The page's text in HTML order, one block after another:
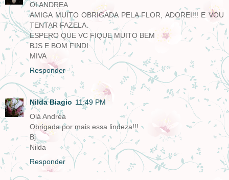
OI ANDREA
AMIGA MUITO OBRIGADA PELA FLOR, ADOREI!!! E VOU
TENTAR FAZELA.
ESPERO QUE VC FIQUE MUITO BEM
BJS E BOM FINDI
MIVA
Responder
Nilda Biagio 11:49 PM
Olá Andrea
Obrigada por mais essa lindeza!!!
Bj
Nilda
Responder